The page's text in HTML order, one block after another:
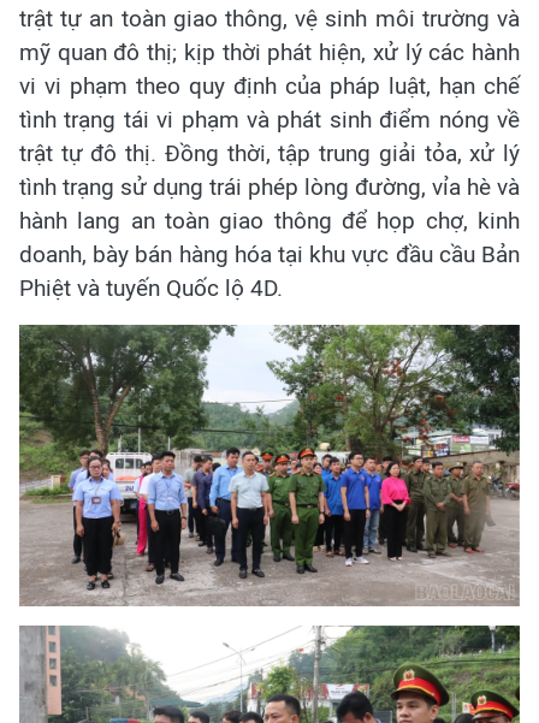
trật tự an toàn giao thông, vệ sinh môi trường và
mỹ quan đô thị; kịp thời phát hiện, xử lý các hành
vi vi phạm theo quy định của pháp luật, hạn chế
tình trạng tái vi phạm và phát sinh điểm nóng về
trật tự đô thị. Đồng thời, tập trung giải tỏa, xử lý
tình trạng sử dụng trái phép lòng đường, vỉa hè và
hành lang an toàn giao thông để họp chợ, kinh
doanh, bày bán hàng hóa tại khu vực đầu cầu Bản
Phiệt và tuyến Quốc lộ 4D.